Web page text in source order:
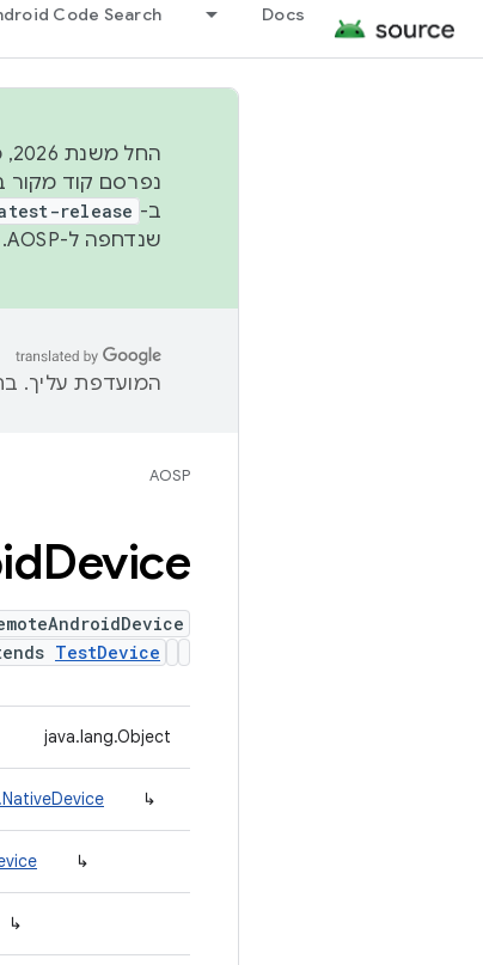
Docs
Code Search
ב- release
שנדחפה ל-AOSP. מידע נוסף זמין במאמר
המועדפת עליך.
AOSP
Device
TestDevice
java.lang.Object
↳
↳
↳